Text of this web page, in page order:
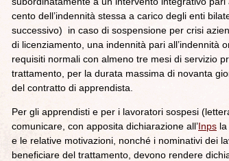
cento dell’indennità stessa a carico degli enti
successivo) in caso di sospensione per crisi
di licenziamento, una indennità pari all’indennità
requisiti normali con almeno tre mesi di servizio
trattamento, per la durata massima di novanta
del contratto di apprendista.
Per gli apprendisti e per i lavoratori sospesi
comunicare, con apposita dichiarazione all’Inps
e le relative motivazioni, nonché i nominativi dei
beneficiare del trattamento, devono rendere